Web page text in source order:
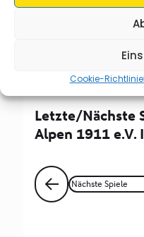
Cookie-Richtlinie